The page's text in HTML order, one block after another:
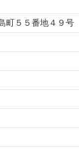
町５５番地４９号